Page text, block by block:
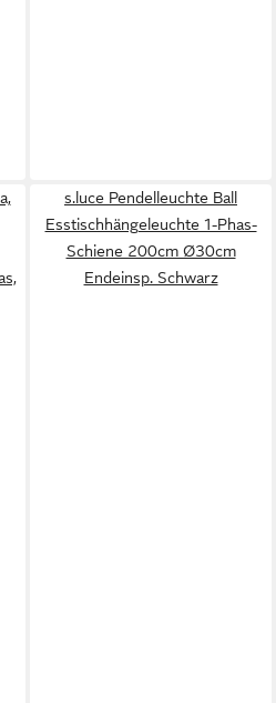
s.luce Pendelleuchte Ball
Esstischhängeleuchte 1-Phas-
Schiene 200cm Ø30cm
Endeinsp. Schwarz